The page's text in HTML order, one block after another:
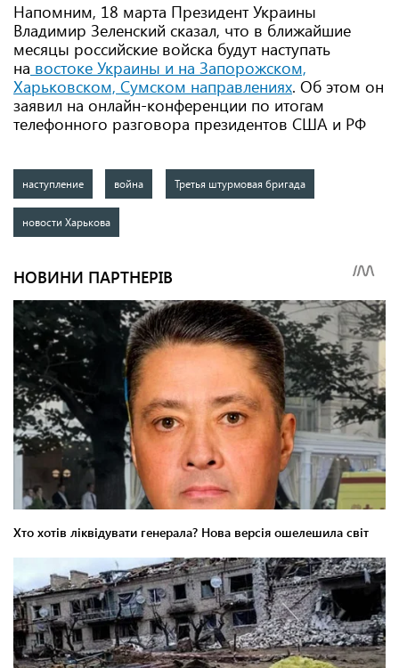
Напомним, 18 марта Президент Украины
Владимир Зеленский сказал, что в ближайшие
месяцы российские войска будут наступать
на востоке Украины и на Запорожском,
Харьковском, Сумском направлениях. Об этом он
заявил на онлайн-конференции по итогам
телефонного разговора президентов США и РФ
наступление война Третья штурмовая бригада
новости Харькова